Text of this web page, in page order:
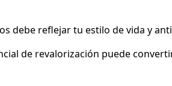
debe reflejar tu estilo de vida y
de revalorización puede